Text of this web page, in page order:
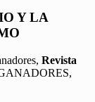
Y LA
Revista